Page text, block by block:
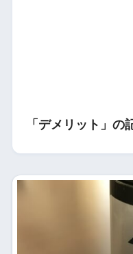
「デメリット」の